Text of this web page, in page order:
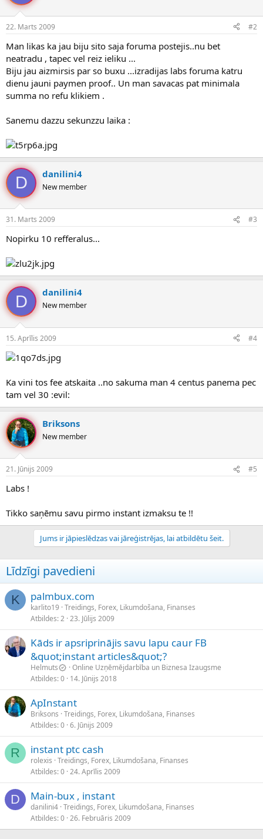
22. Marts 2009 #2
Man likas ka jau biju sito saja foruma postejis..nu bet
neatradu , tapec vel reiz ieliku ...
Biju jau aizmirsis par so buxu ...izradijas labs foruma katru
dienu jauni paymen proof.. Un man savacas pat minimala
summa no refu klikiem .
Sanemu dazzu sekunzzu laika :
D danilini4
New member
31. Marts 2009 #3
Nopirku 10 refferalus...
D danilini4
New member
15. Aprīlis 2009 #4
Ka vini tos fee atskaita ..no sakuma man 4 centus panema pec
tam vel 30 :evil:
Briksons
New member
21. Jūnijs 2009 #5
Labs !
Tikko saņēmu savu pirmo instant izmaksu te !!
Jums ir jāpieslēdzas vai jāreģistrējas, lai atbildētu šeit.
Līdzīgi pavedieni
K palmbux.com
karlito19 Treidings, Forex, Likumdošana, Finanses
Atbildes 2 23. Jūlijs 2009
Kāds ir apsriprinājis savu lapu caur FB
&quot;instant articles&quot;?
Helmuts
Online Uzņēmējdarbība un Biznesa Izaugsme
Atbildes 0 14. Jūnijs 2018
ApInstant
Briksons Treidings, Forex, Likumdošana, Finanses
Atbildes 0 6. Jūnijs 2009
R instant ptc cash
rolexis Treidings, Forex, Likumdošana, Finanses
Atbildes 0 24. Aprīlis 2009
D Main-bux , instant
danilini4 Treidings, Forex, Likumdošana, Finanses
Atbildes 0 26. Februāris 2009